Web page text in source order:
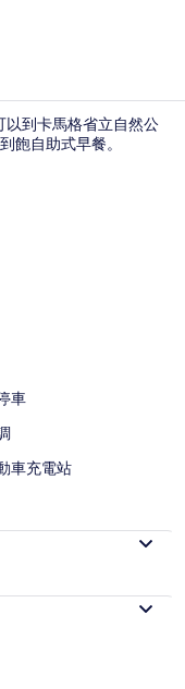
以到卡馬格省立自然公
飽自助式早餐。
車
車充電站